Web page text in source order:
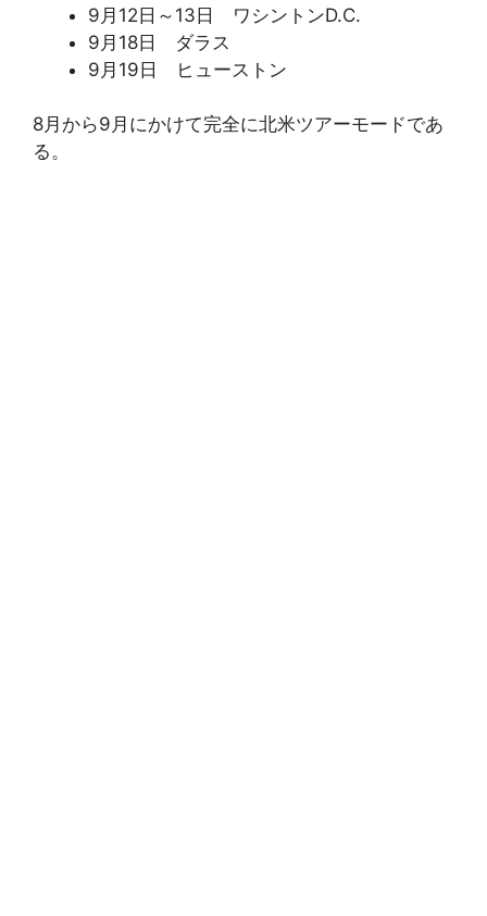
9月12日～13日 ワシントンD.C.
9月18日 ダラス
9月19日 ヒューストン
8月から9月にかけて完全に北米ツアーモードであ
る。